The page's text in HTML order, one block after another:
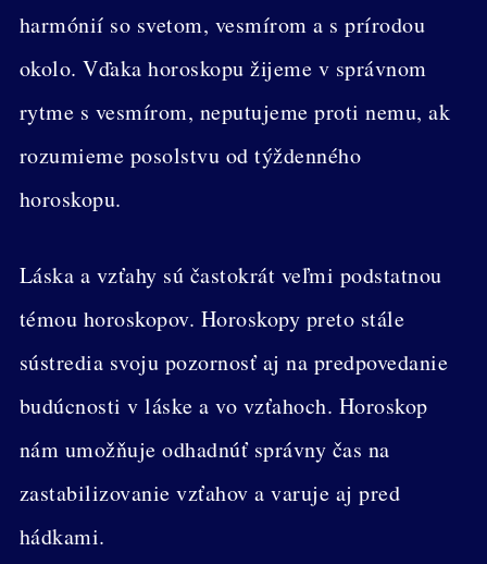
harmónií so svetom, vesmírom a s prírodou
okolo. Vďaka horoskopu žijeme v správnom
rytme s vesmírom, neputujeme proti nemu, ak
rozumieme posolstvu od týždenného
horoskopu.
Láska a vzťahy sú častokrát veľmi podstatnou
témou horoskopov. Horoskopy preto stále
sústredia svoju pozornosť aj na predpovedanie
budúcnosti v láske a vo vzťahoch. Horoskop
nám umožňuje odhadnúť správny čas na
zastabilizovanie vzťahov a varuje aj pred
hádkami.